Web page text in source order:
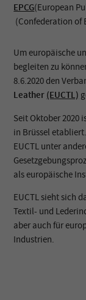
EPCG(European
(Confederation of
Um europäische
begleiten zu
8.6.2020 den
Leather (EUCTL)
Seit Oktober 2020
in Brüssel
EUCTL unter
als europäische
EUCTL sieht sich
Textil- und
aber auch für
Industrien.